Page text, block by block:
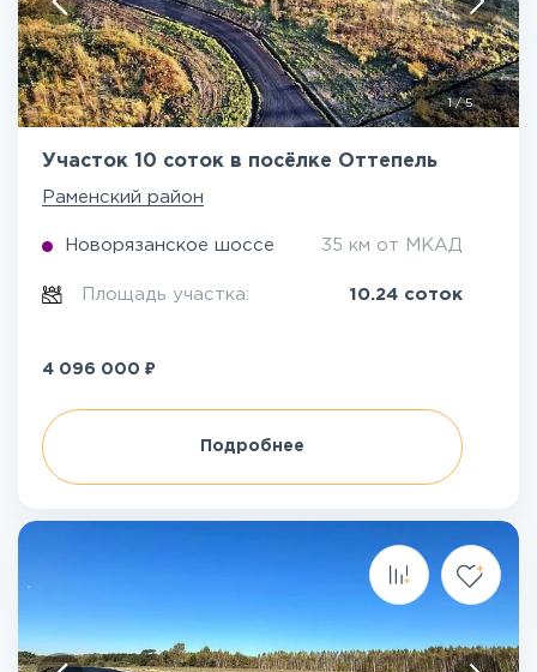
1/5
Участок 10 соток в посёлке Оттепель
Раменский район
Новорязанское шоссе 35 км от МКАД
Площадь участка: 10.24 соток
4 096 000 ₽
Подробнее